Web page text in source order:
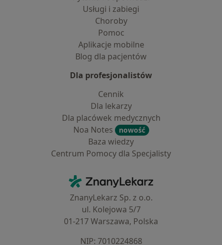
Usługi i zabiegi
Choroby
Pomoc
Aplikacje mobilne
Blog dla pacjentów
Dla profesjonalistów
Cennik
Dla lekarzy
Dla placówek medycznych
Noa Notes
nowość
Baza wiedzy
Centrum Pomocy dla Specjalisty
ZnanyLekarz - Strona główna
ZnanyLekarz Sp. z o.o.
ul. Kolejowa 5/7
01-217 Warszawa, Polska
NIP: ⁠7010224868